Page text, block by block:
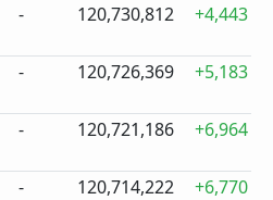
- 120,730,812 +4,443
- 120,726,369 +5,183
- 120,721,186 +6,964
- 120,714,222 +6,770